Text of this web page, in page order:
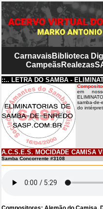
CarnavaisBiblioteca
CampeãsRealezas
::.. LETRA DO SAMBA -
em
samba-
do
A.C.S.E.S. MOCIDADE CAMISA
Samba Concorrente #3108